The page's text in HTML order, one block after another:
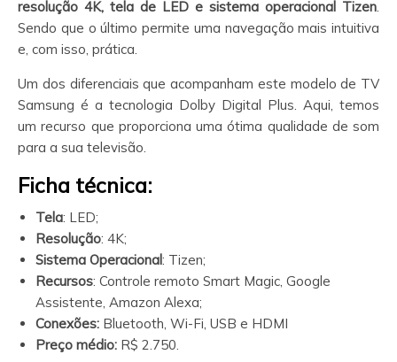
resolução 4K, tela de LED e sistema operacional Tizen
Sendo que o último permite uma navegação mais intuitiva
e, com isso, prática.
Um dos diferenciais que acompanham este modelo de TV
Samsung é a tecnologia Dolby Digital Plus. Aqui, temos
um recurso que proporciona uma ótima qualidade de som
para a sua televisão.
Ficha técnica:
Tela: LED;
Resolução: 4K;
Sistema Operacional: Tizen;
Recursos: Controle remoto Smart Magic, Google
Assistente, Amazon Alexa;
Conexões: Bluetooth, Wi-Fi, USB e HDMI
Preço médio: R$ 2.750.